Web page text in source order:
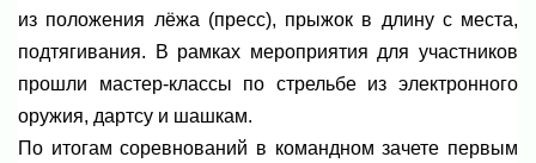
из положения лёжа (пресс), прыжок в длину с места,
подтягивания. В рамках мероприятия для участников
прошли мастер-классы по стрельбе из электронного
оружия, дартсу и шашкам.
По итогам соревнований в командном зачете первым